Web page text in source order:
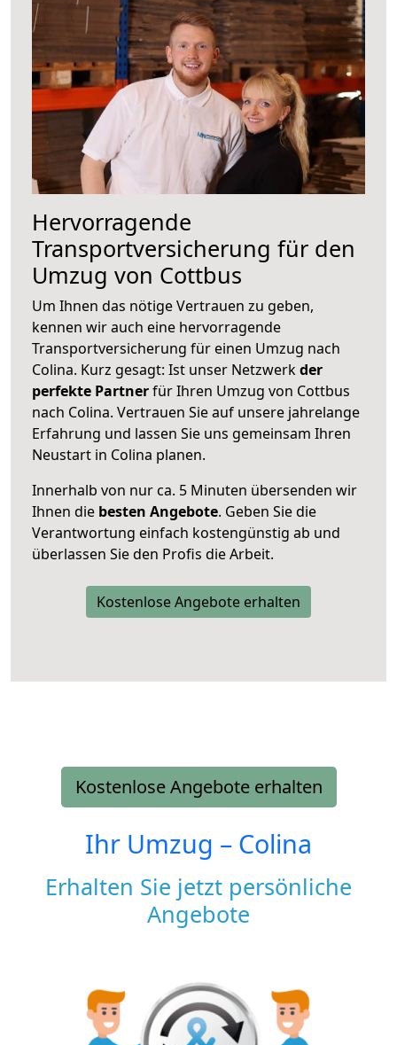
Hervorragende
Transportversicherung für den
Umzug von Cottbus
Um Ihnen das nötige Vertrauen zu geben,
kennen wir auch eine hervorragende
Transportversicherung für einen Umzug nach
Colina. Kurz gesagt: Ist unser Netzwerkder
perfekte Partnerfür Ihren Umzug von Cottbus
nach Colina. Vertrauen Sie auf unsere jahrelange
Erfahrung und lassen Sie uns gemeinsam Ihren
Neustart in Colina planen.
Innerhalb von nur ca. 5 Minuten übersenden wir
Ihnen die besten Angebote. Geben Sie die
Verantwortung einfach kostengünstig ab und
überlassen Sie den Profis die Arbeit.
Kostenlose Angebote erhalten
Kostenlose Angebote erhalten
Ihr Umzug – Colina
Erhalten Sie jetzt persönliche
Angebote